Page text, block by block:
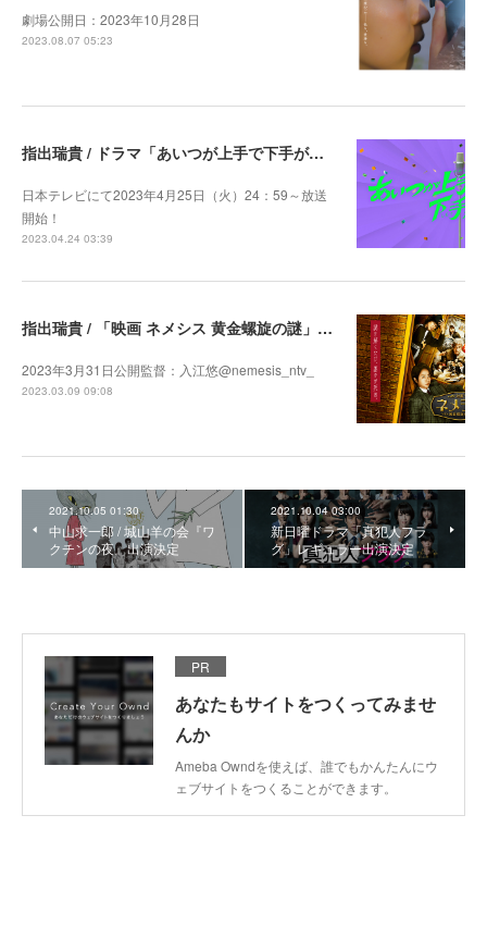
劇場公開日：2023年10月28日
2023.08.07 05:23
指出瑞貴 / ドラマ「あいつが上手で下手が僕で シーズン2」レギュラー出演
日本テレビにて2023年4月25日（火）24：59～放送
開始！
2023.04.24 03:39
指出瑞貴 / 「映画 ネメシス 黄金螺旋の謎」出演決定
2023年3月31日公開監督：入江悠@nemesis_ntv_
2023.03.09 09:08
2021.10.05 01:30
中山求一郎 / 城山羊の会『ワ
クチンの夜』出演決定
2021.10.04 03:00
新日曜ドラマ「真犯人フラ
グ」レギュラー出演決定
PR
あなたもサイトをつくってみませ
んか
Ameba Owndを使えば、誰でもかんたんにウ
ェブサイトをつくることができます。